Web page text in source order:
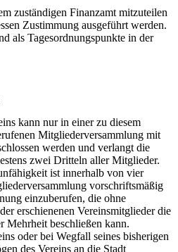
zuständigen Finanzamt mitzuteilen
Zustimmung ausgeführt werden.
als Tagesordnungspunkte in der
kann nur in einer zu diesem
Mitgliederversammlung mit
werden und verlangt die
zwei Dritteln aller Mitglieder.
ist innerhalb von vier
vorschriftsmäßig
einzuberufen, die ohne
erschienenen Vereinsmitglieder die
Mehrheit beschließen kann.
oder bei Wegfall seines bisherigen
des Vereins an die Stadt